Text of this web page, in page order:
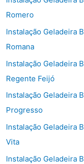
Romero
Instalação Geladeira
Romana
Instalação Geladeira
Regente Feijó
Instalação Geladeira
Progresso
Instalação Geladeira
Vita
Instalação Geladeira